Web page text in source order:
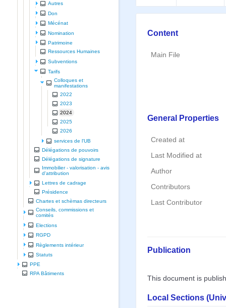
Autres
Don
Mécénat
Nomination
Patrimoine
Ressources Humaines
Subventions
Tarifs
Colloques et
manifestations
2022
2023
2024
2025
2026
services de l'UB
Délégations de pouvoirs
Délégations de signature
Immobilier - valorisation - avis
d'attribution
Lettres de cadrage
Présidence
Chartes et schèmas directeurs
Conseils, commissions et
comités
Elections
RGPD
Règlements intérieur
Statuts
PPE
RPA Bâtiments
Content
Main File
General Properties
Created at
Last Modified at
Author
Contributors
Last Contributor
Publication
This document is
Local Sections